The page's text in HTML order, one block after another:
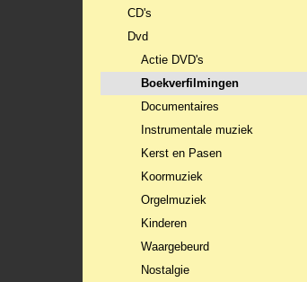
CD's
Dvd
Actie DVD's
Boekverfilmingen
Documentaires
Instrumentale muziek
Kerst en Pasen
Koormuziek
Orgelmuziek
Kinderen
Waargebeurd
Nostalgie